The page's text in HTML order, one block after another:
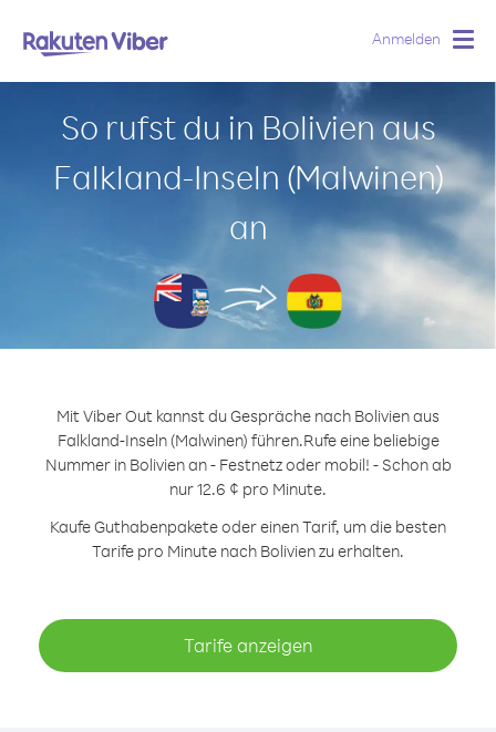
Anmelden
So rufst du in Bolivien aus
Falkland-Inseln (Malwinen)
an
Mit Viber Out kannst du Gespräche nach Bolivien aus
Falkland-Inseln (Malwinen) führen.Rufe eine beliebige
Nummer in Bolivien an - Festnetz oder mobil! - Schon ab
nur 12.6 ¢ pro Minute.
Kaufe Guthabenpakete oder einen Tarif, um die besten
Tarife pro Minute nach Bolivien zu erhalten.
Tarife anzeigen